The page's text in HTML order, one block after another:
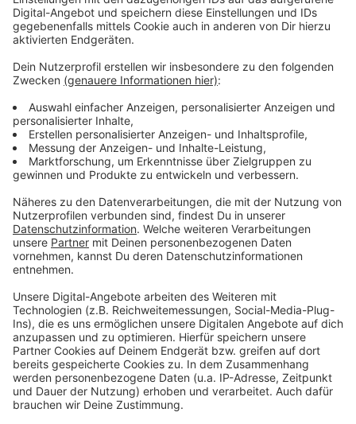
können darunter leiden. Der 'Safer-Internet-Day'
erinnert daran: Wie finden wir unsere digitale Balance,
wie können wir Medien sinnvoll nutzen, ohne dass wir
gestresst davon sind“, sagt Derya Lehmeier,
Referentin der EU-Initative "Klicksafe".
Kritisch bewerten Eltern übrigens auch den
Medienkonsum ihrer Kinder: 67 Prozent der befragten
Eltern sind der Meinung, dass ihr Kind weniger digitale
Medien nutzen sollte. Umgekehrt scheinen die Eltern
So finden immerhin ein Viertel der Kinder zwischen 10
und 17 Jahren, dass ihre Eltern (ihr Elternteil) die
digitale Mediennutzung reduzieren sollte(n), um mehr
Zeit für andere Dinge zu haben. Das Problem herrscht
offensichtlich auf beiden Seiten.
Doch wie könnte man selbst dafür sorgen, dass es in
Zukunft besser wird und man einfach weniger Zeit im
Internet am Tag verschwendet? Derya Lehmeier
liefert einen Vorschlag: "Zum Beispiel erstmal die
eigene Bildschirmzeiten prüfen, wieviel man das Gerät
täglich oder auch wöchentlich nutzt. Und wenn man